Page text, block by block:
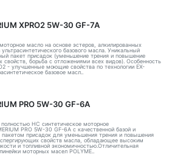
XPRO2 5W-30 GF-7A
масло на основе эстеров, алкилированных
базового масла. Уникальный
пакет присадок (уменьшение трения и повышение
борьба с отложениями всех видов). Особенность
- улучшенные моющие свойства по технологии EX-
базовое масл..
PRO 5W-30 GF-6A
полностью HC синтетическое моторное
PRO 5W-30 GF-6A с качественной базой и
присадок для уменьшения трения и повышения
свойств масла, обладающее высоким
и топливной экономичностью.Отличительная
моторных масел POLYME..